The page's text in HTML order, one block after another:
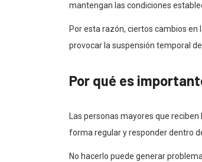
mantengan las condiciones
Por esta razón, ciertos cambios
provocar la suspensión temporal
Por qué es
Las personas mayores que
forma regular y responder dentro
No hacerlo puede generar